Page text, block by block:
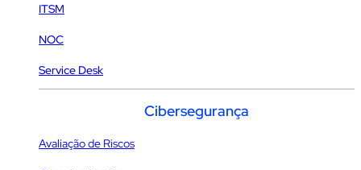
ITSM
NOC
Service Desk
Cibersegurança
Avaliação de Riscos